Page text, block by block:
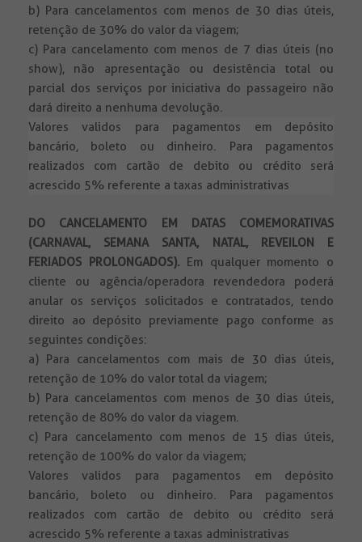
b) Para cancelamentos com menos de 30 dias úteis,
retenção de 30% do valor da viagem;
c) Para cancelamento com menos de 7 dias úteis (no
show), não apresentação ou desistência total ou
parcial dos serviços por iniciativa do passageiro não
dará direito a nenhuma devolução.
Valores validos para pagamentos em depósito
bancário, boleto ou dinheiro. Para pagamentos
realizados com cartão de debito ou crédito será
acrescido 5% referente a taxas administrativas
DO CANCELAMENTO EM DATAS COMEMORATIVAS
(CARNAVAL, SEMANA SANTA, NATAL, REVEILON E
FERIADOS PROLONGADOS). Em qualquer momento o
cliente ou agência/operadora revendedora poderá
anular os serviços solicitados e contratados, tendo
direito ao depósito previamente pago conforme as
seguintes condições:
a) Para cancelamentos com mais de 30 dias úteis,
retenção de 10% do valor total da viagem;
b) Para cancelamentos com menos de 30 dias úteis,
retenção de 80% do valor da viagem.
c) Para cancelamento com menos de 15 dias úteis,
retenção de 100% do valor da viagem;
Valores validos para pagamentos em depósito
bancário, boleto ou dinheiro. Para pagamentos
realizados com cartão de debito ou crédito será
acrescido 5% referente a taxas administrativas